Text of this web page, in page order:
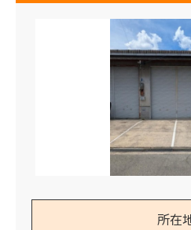
所在